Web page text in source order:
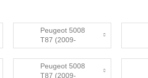
Peugeot 5008
T87 (2009-
2016) Manuály,
katalog dílů
Peugeot 5008
T87 (2009-